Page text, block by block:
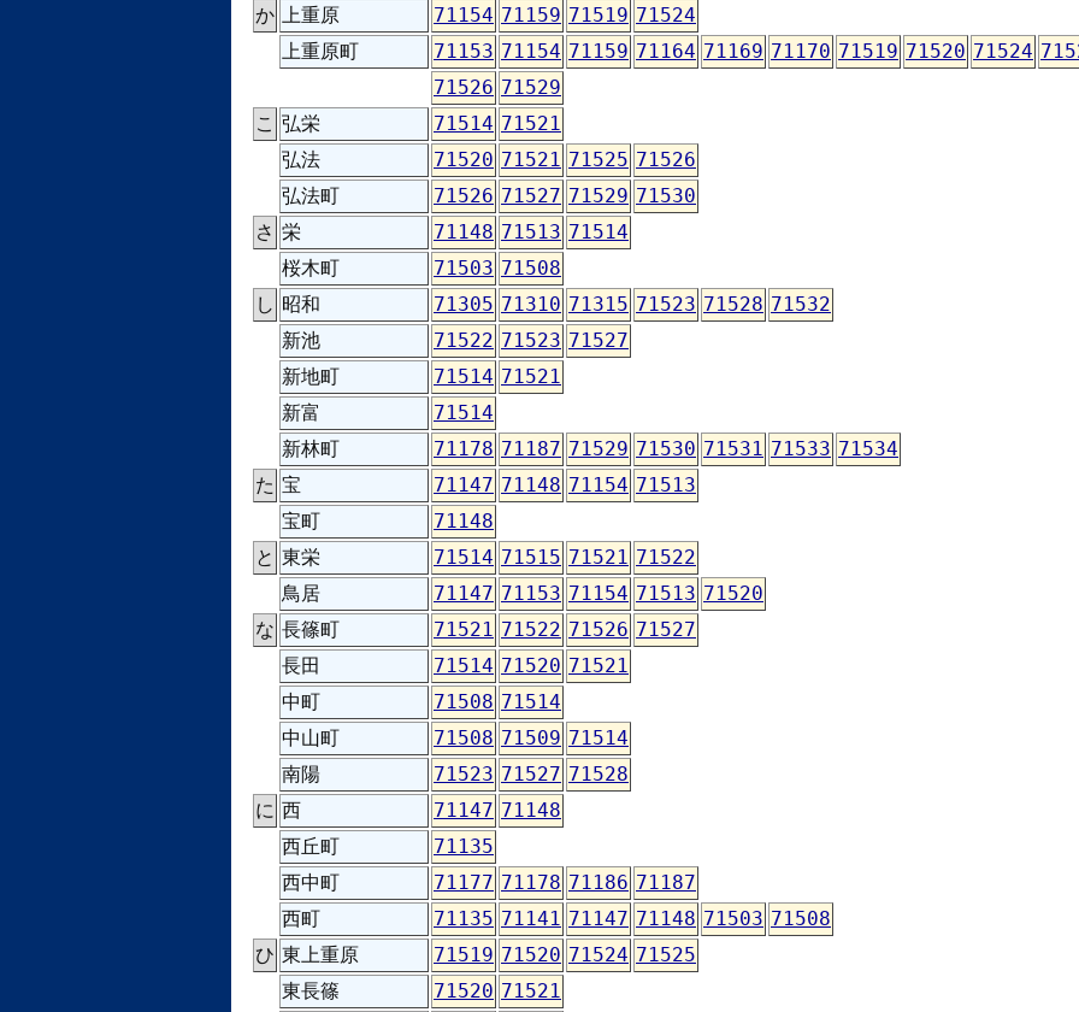
か
上重原 71154 71159 71519 71524
上重原町
71153 71154 71159 71164 71169 71170 71519 71520 71524
71526 71529
こ 弘栄 71514 71521
弘法
71520 71521 71525 71526
弘法町
71526 71527 71529 71530
さ 栄 71148 71513 71514
桜木町
71503 71508
し 昭和 71305 71310 71315 71523 71528 71532
新池
71522 71523 71527
新地町
71514 71521
新富
71514
新林町
71178 71187 71529 71530 71531 71533 71534
た 宝 71147 71148 71154 71513
宝町
71148
と 東栄 71514 71515 71521 71522
鳥居
71147 71153 71154 71513 71520
な 長篠町 71521 71522 71526 71527
長田
71514 71520 71521
中町
71508 71514
中山町
71508 71509 71514
南陽
71523 71527 71528
に 西 71147 71148
西丘町
71135
西中町
71177 71178 71186 71187
西町
71135 71141 71147 71148 71503 71508
ひ 東上重原 71519 71520 71524 71525
東長篠
71520 71521